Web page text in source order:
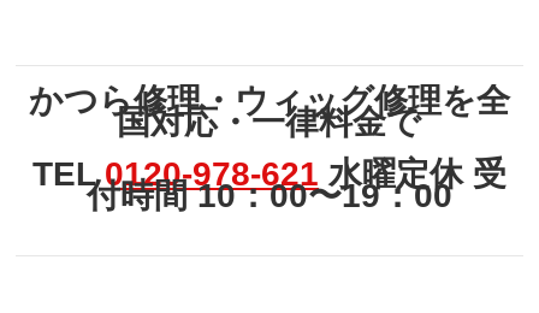
かつら修理・ウィッグ修理を全
国対応・一律料金で
TEL0120-978-621 水曜定休 受
付時間 10：00〜19：00